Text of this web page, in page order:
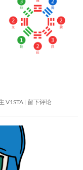
V1STA 留下评论